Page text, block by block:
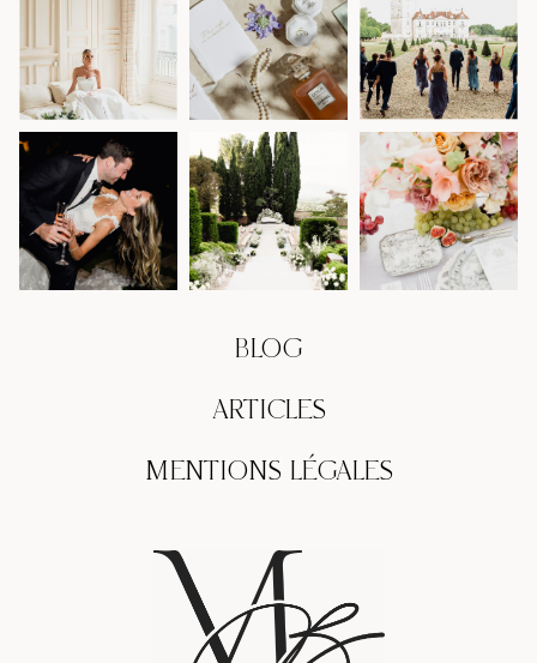
BLOG
ARTICLES
MENTIONS LÉGALES